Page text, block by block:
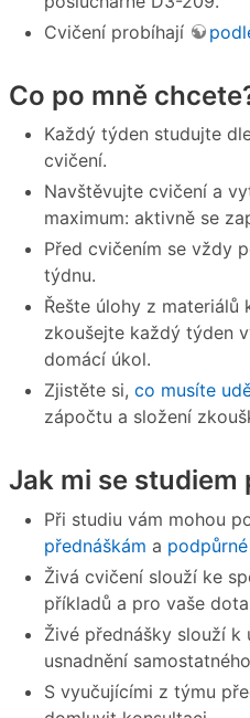
Cvičení probíhají
Co po mně
Každý týden studujte
cvičení.
Navštěvujte cvičení a
maximum: aktivně se
Před cvičením se vždy
týdnu.
Řešte úlohy z materiálů
zkoušejte každý týden
domácí úkol.
Zjistěte si, co musíte
zápočtu a složení
Jak mi se studiem
Při studiu vám mohou
přednáškám a
Živá cvičení slouží ke
příkladů a pro vaše
Živé přednášky slouží k
usnadnění
S vyučujícími z týmu